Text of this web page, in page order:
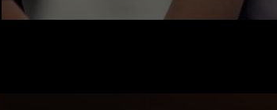
Zufall, Schicksal oder